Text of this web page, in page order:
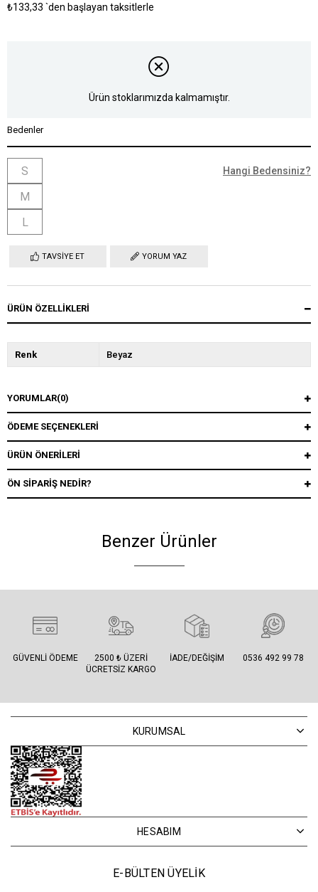
₺133,33 `den başlayan taksitlerle
Ürün stoklarımızda kalmamıştır.
Bedenler
S
M
L
Hangi Bedensiniz?
TAVSIYE ET YORUM YAZ
ÜRÜN ÖZELLIKLERI
Renk Beyaz
YORUMLAR(0)
ÖDEME SEÇENEKLERI
ÜRÜN ÖNERILERI
ÖN SIPARIŞ NEDIR?
Benzer Ürünler
GÜVENLI ÖDEME
2500 ₺ ÜZERI
ÜCRETSIZ KARGO
İADE/DEĞIŞIM 0536 492 99 78
KURUMSAL
HESABIM
E-BÜLTEN ÜYELİK